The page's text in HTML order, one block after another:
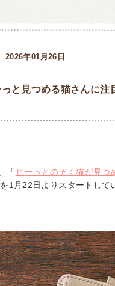
2026年01月26日
と見つめる猫さんに注
「 じーっとのぞく猫が見
1月22日よりスタートして